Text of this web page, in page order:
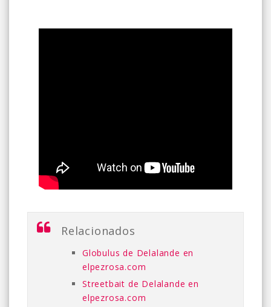
Relacionados
Globulus de Delalande en
elpezrosa.com
Streetbait de Delalande en
elpezrosa.com